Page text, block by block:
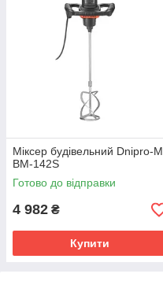
Міксер будівельний Dnipro-M
BM-142S
Готово до відправки
4 982 ₴
Купити